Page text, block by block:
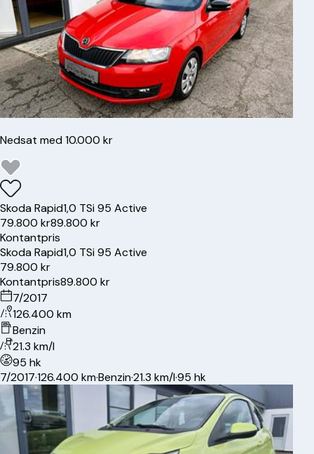
Nedsat med 10.000 kr
SkodaRapid1,0 TSi 95 Active
79.800 kr89.800 kr
Kontantpris
SkodaRapid1,0 TSi 95 Active
79.800 kr
Kontantpris89.800 kr
7/2017
126.400 km
Benzin
21.3 km/l
95 hk
7/2017·126.400 km·Benzin·21.3 km/l·95 hk